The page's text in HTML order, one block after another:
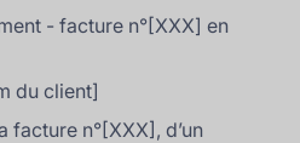
- facture n°[XXX] en
du client]
facture n°[XXX], d’un